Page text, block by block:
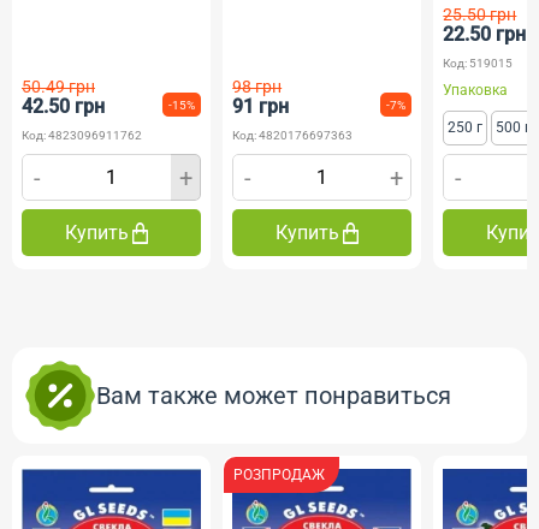
50.49 грн
42.50 грн -15%
Код: 4823096911762
- +
Купить
98 грн
91 грн -7%
Код: 4820176697363
- +
Купить
25.50 грн
22.50 грн
Код: 519015
Упаковка
250 г 500 г
-
Вам также может понравиться
РОЗПРОДАЖ